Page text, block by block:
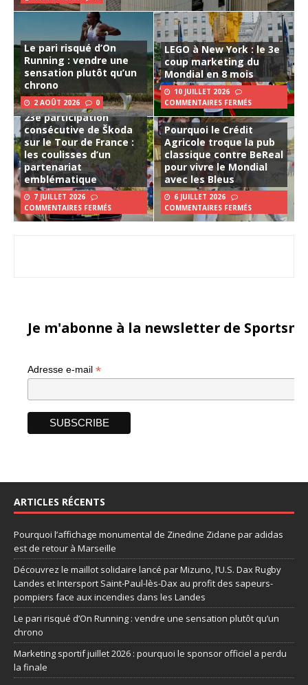
Le pari risqué d’On
Running : vendre une
sensation plutôt qu’un
chrono
2 AOÛT 2026 0
LEGO à New York : le 3e
coup marketing du
Mondial en 8 mois
10 JUILLET 2026
COMMENTAIRES FERMÉS
23e participation
consécutive de Škoda
sur le Tour de France :
les coulisses d’un
partenariat
emblématique
7 JUILLET 2026
COMMENTAIRES FERMÉS
Pourquoi le Crédit
Agricole troque la pub
classique contre BeReal
pour vivre le Mondial
avec les Bleus
6 JUILLET 2026
COMMENTAIRES FERMÉS
Je m'abonne à la newsletter de
Adresse e-mail *
ARTICLES RÉCENTS
Pourquoi l’affichage monumental de Zinedine Zidane par adidas
est de retour à Marseille
Découvrez le maillot solidaire lancé par Mizuno, l’U.S. Dax Rugby
Landes et Intersport Saint-Paul-lès-Dax au profit des sapeurs-
pompiers face aux incendies dans les Landes
Le pari risqué d’On Running : vendre une sensation plutôt qu’un
chrono
Marketing sportif juillet 2026 : pourquoi le sponsor officiel a perdu
la finale